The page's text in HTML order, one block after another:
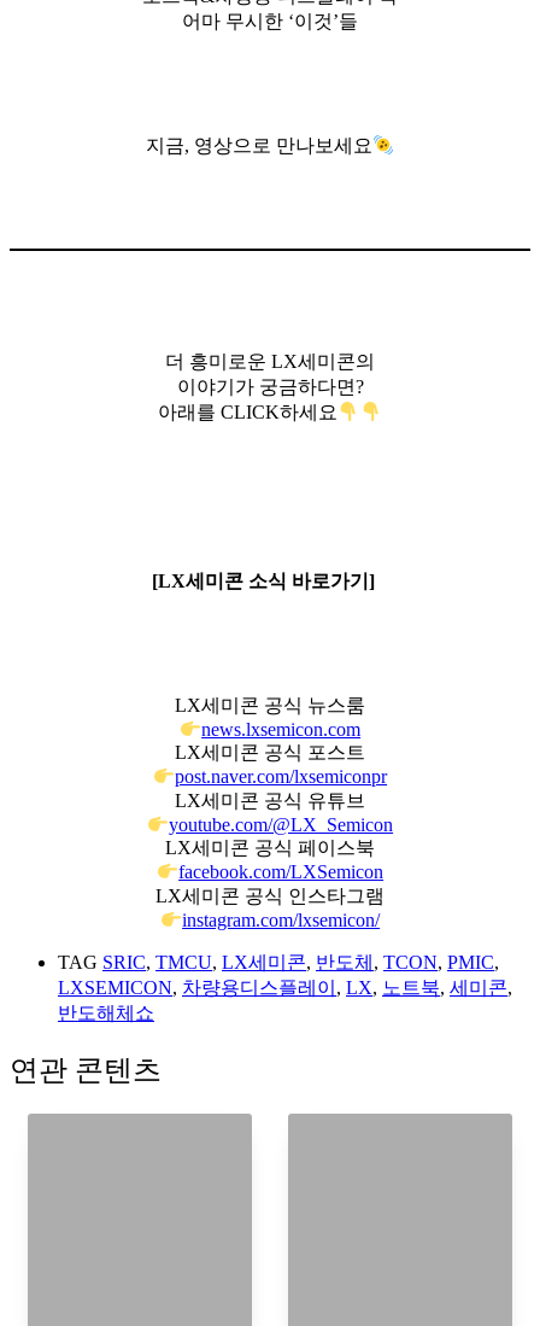
어마 무시한 ‘이것’들
지금, 영상으로 만나보세요
더 흥미로운 LX세미콘의
이야기가 궁금하다면?
아래를 CLICK하세요
[LX세미콘 소식 바로가기]⠀
LX세미콘 공식 뉴스룸
news.lxsemicon.com
LX세미콘 공식 포스트
post.naver.com/lxsemiconpr
LX세미콘 공식 유튜브
youtube.com/@LX_Semicon
LX세미콘 공식 페이스북
facebook.com/LXSemicon
LX세미콘 공식 인스타그램
instagram.com/lxsemicon/
TAG SRIC, TMCU, LX세미콘, 반도체 , TCON, PMIC,
LXSEMICON, 차량용디스플레이 , LX, 노트북, 세미콘,
반도해체쇼
연관 콘텐츠